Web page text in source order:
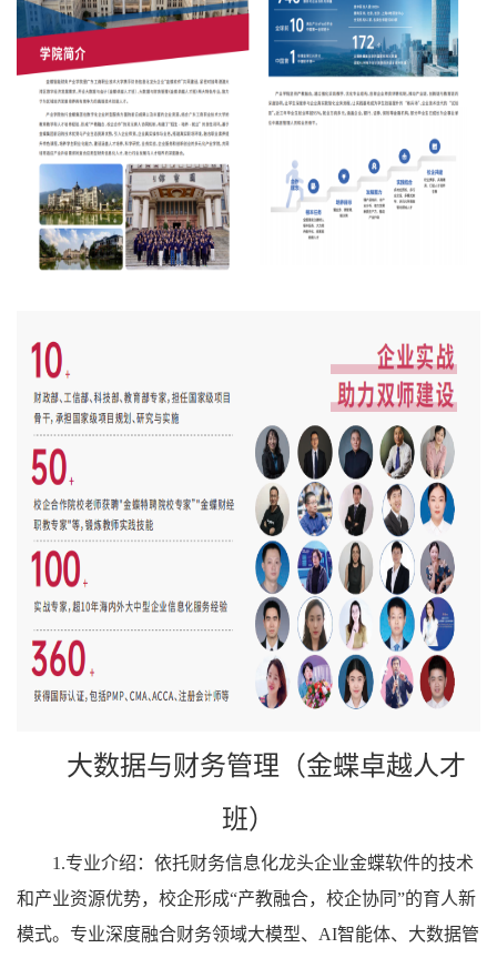
大数据与财务管理（金蝶卓越人才
班）
1.专业介绍：依托财务信息化龙头企业金蝶软件的技术
和产业资源优势，校企形成“产教融合，校企协同”的育人新
模式。专业深度融合财务领域大模型、AI智能体、大数据管